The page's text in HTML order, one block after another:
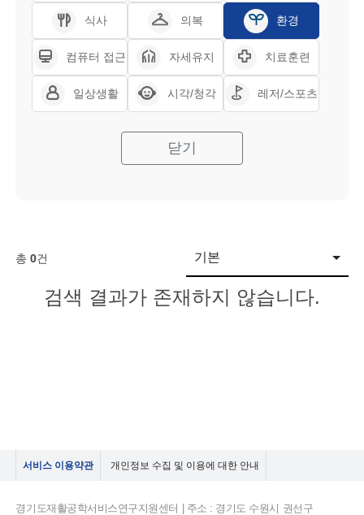
식사 의복 환경
컴퓨터 접근 자세유지 치료훈련
일상생활 시각/청각 레저/스포츠
닫기
총0건 기본
검색 결과가 존재하지 않습니다.
서비스 이용약관 개인정보 수집 및 이용에 대한 안내
경기도재활공학서비스연구지원센터 | 주소 : 경기도 수원시 권선구